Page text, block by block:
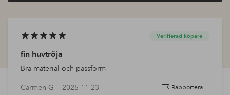
Verifierad köpare
fin huvtröja
Bra material och passform
Carmen G — 2025-11-23 Rapportera